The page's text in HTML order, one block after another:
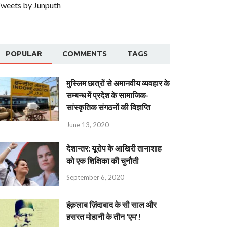
by Junputh
POPULAR COMMENTS TAGS
मुस्लिम छात्रों से अमानवीय व्यवहार के
सम्बन्ध में प्रदेश के सामाजिक-
सांस्कृतिक संगठनों की विज्ञप्ति
June 13, 2020
देशान्‍तर: यूरोप के आखिरी तानाशाह
को एक शिक्षिका की चुनौती
September 6, 2020
इंक़लाब ज़िंदाबाद के सौ साल और
हसरत मोहानी के तीन ‘एम’!